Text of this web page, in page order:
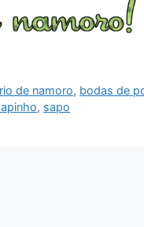
de namoro, bodas de
, sapo